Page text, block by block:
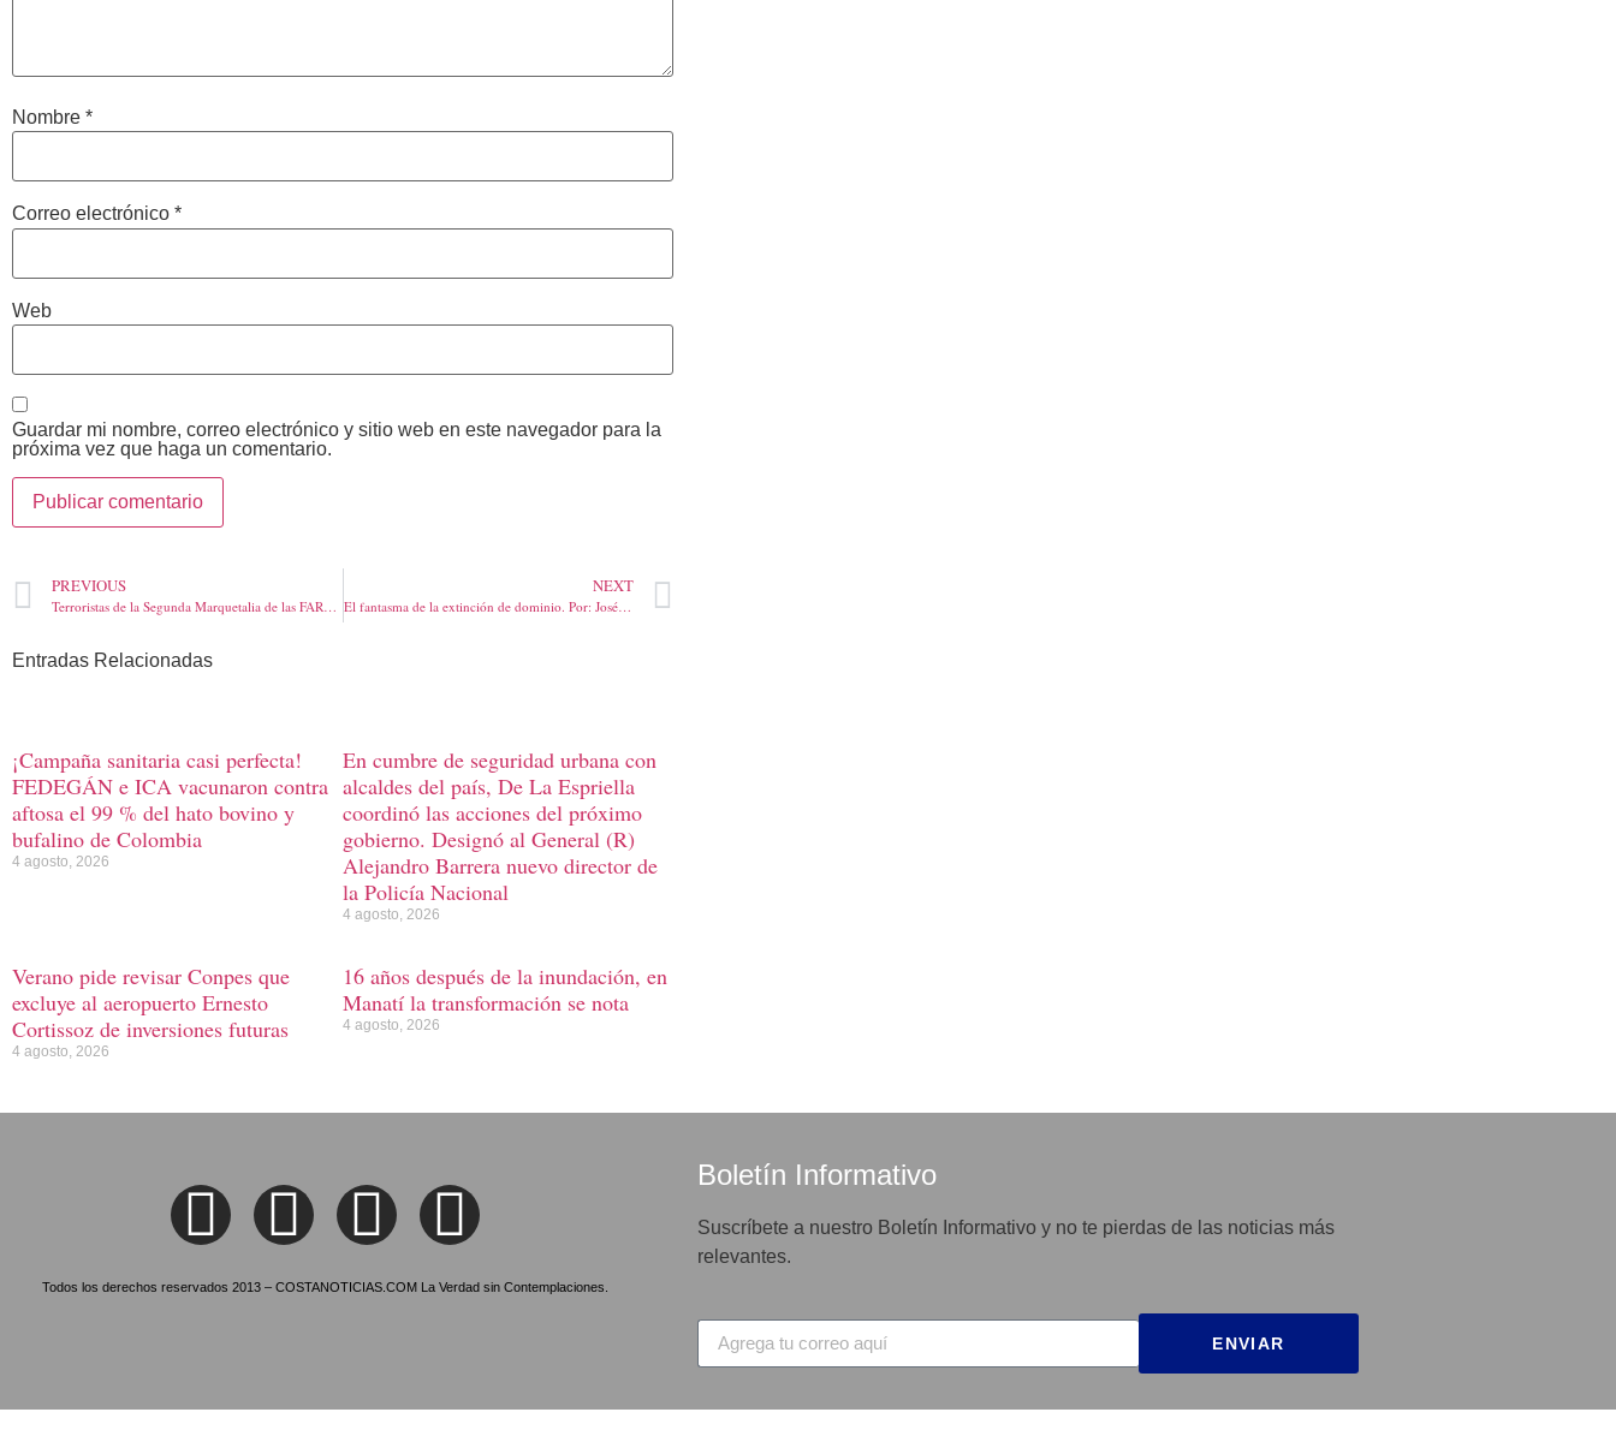
Nombre *
Correo electrónico *
Web
Guardar mi nombre, correo electrónico y sitio web en este navegador para la
próxima vez que haga un comentario.
PREVIOUS
Terroristas de la Segunda Marquetalia de las FARC, intimidaron a viajeros de varios vehículos en la vía Florencia
NEXT
El fantasma de la extinción de dominio. Por: José Félix Lafaurie
Entradas Relacionadas
¡Campaña sanitaria casi perfecta!
FEDEGÁN e ICA vacunaron contra
aftosa el 99 % del hato bovino y
bufalino de Colombia
4 agosto, 2026
En cumbre de seguridad urbana con
alcaldes del país, De La Espriella
coordinó las acciones del próximo
gobierno. Designó al General (R)
Alejandro Barrera nuevo director de
la Policía Nacional
4 agosto, 2026
Verano pide revisar Conpes que
excluye al aeropuerto Ernesto
Cortissoz de inversiones futuras
4 agosto, 2026
16 años después de la inundación, en
Manatí la transformación se nota
4 agosto, 2026
Todos los derechos reservados 2013 – COSTANOTICIAS.COM La Verdad sin Contemplaciones.
Boletín Informativo
Suscríbete a nuestro Boletín Informativo y no te pierdas de las noticias más
relevantes.
ENVIAR